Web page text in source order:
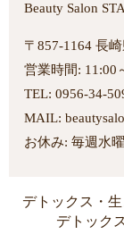
Beauty Salon
〒857-1164 長
営業時間: 11:00
TEL: 0956-34-
MAIL:
お休み: 毎週水
デトックス・
デトック